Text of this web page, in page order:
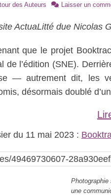
des Auteurs Laisser un
ActuaLitté due Nicolas
que le projet
de l’édition (SNE).
— autrement dit, les
désormais doublé
du 11 mai 2023 :
une